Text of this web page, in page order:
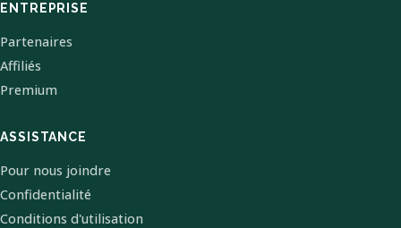
ENTREPRISE
Partenaires
Affiliés
Premium
ASSISTANCE
Pour nous joindre
Confidentialité
Conditions d'utilisation